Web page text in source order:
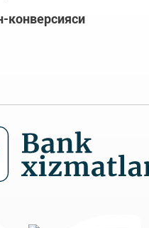
конверсияси